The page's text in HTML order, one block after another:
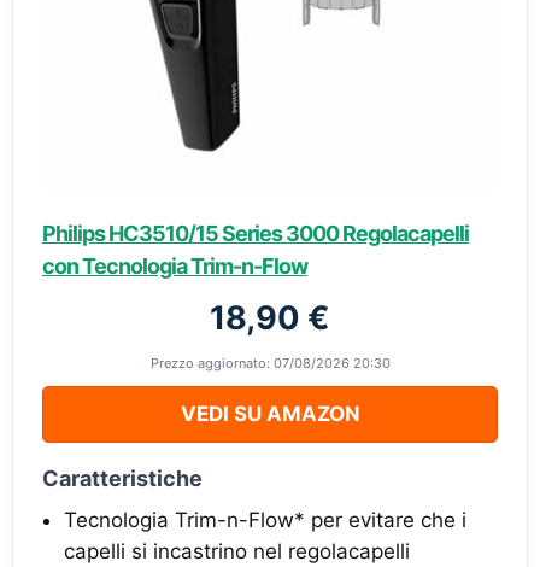
Philips HC3510/15 Series 3000 Regolacapelli
con Tecnologia Trim-n-Flow
18,90 €
Prezzo aggiornato: 07/08/2026 20:30
VEDI SU AMAZON
Caratteristiche
Tecnologia Trim-n-Flow* per evitare che i
capelli si incastrino nel regolacapelli